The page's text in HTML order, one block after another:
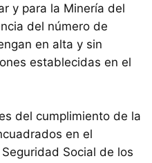
y para la Minería del
del número de
en alta y sin
establecidas en el
del cumplimiento de la
en el
Social de los